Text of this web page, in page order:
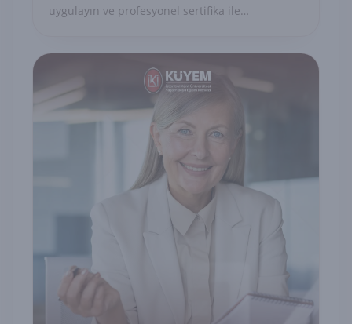
uygulayın ve profesyonel sertifika ile